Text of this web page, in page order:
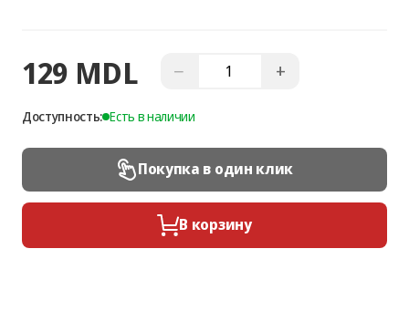
129 MDL − +
Доступность: Есть в наличии
Покупка в один клик
В корзину